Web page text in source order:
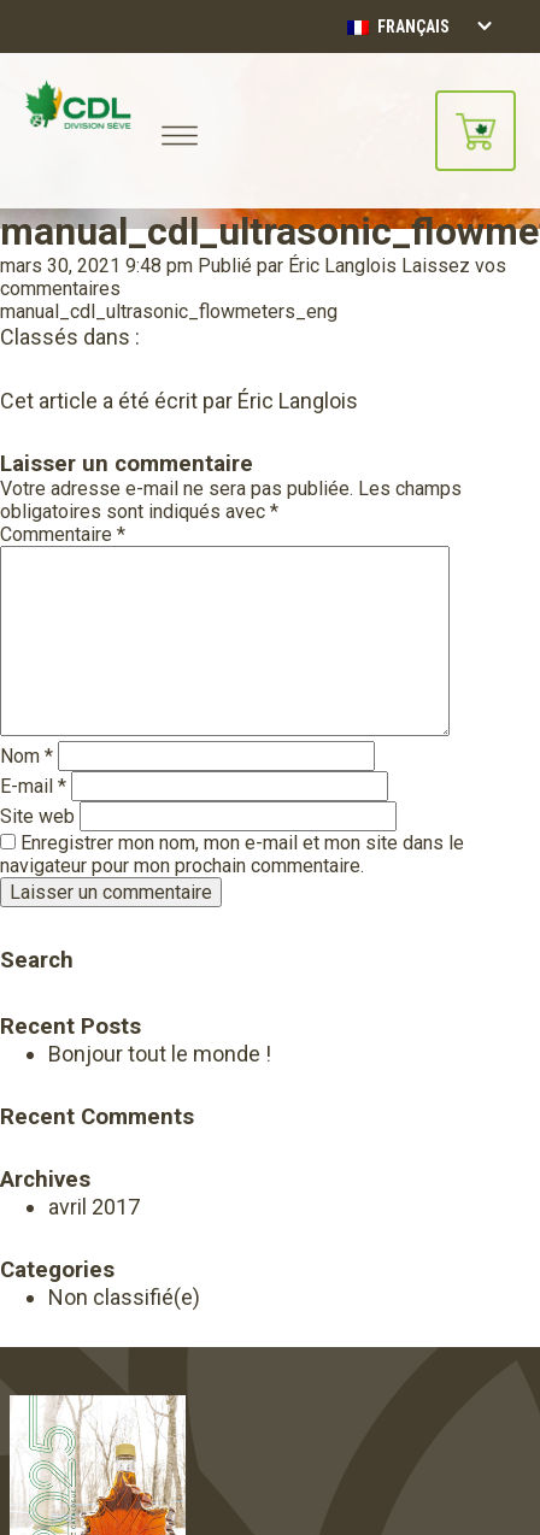
FRANÇAIS
Notre site d'achats en ligne sera
bientôt disponible!!
Merci de votre compréhension.
CONTINUER
mars 30, 2021 9:48 pm Publié par Éric Langlois Laissez vos
commentaires
manual_cdl_ultrasonic_flowmeters_eng
Classés dans :
Cet article a été écrit par Éric Langlois
Laisser un commentaire
Votre adresse e-mail ne sera pas publiée. Les champs
obligatoires sont indiqués avec *
Commentaire *
Nom *
E-mail *
Site web
Enregistrer mon nom, mon e-mail et mon site dans le
navigateur pour mon prochain commentaire.
Search
Recent Posts
Bonjour tout le monde !
Recent Comments
Archives
avril 2017
Categories
Non classifié(e)